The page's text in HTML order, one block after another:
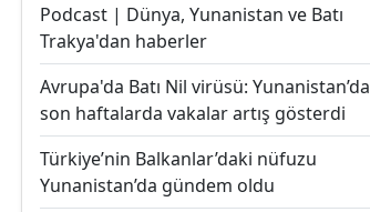
Podcast | Dünya, Yunanistan ve Batı
Trakya'dan haberler
Avrupa'da Batı Nil virüsü: Yunanistan’da
son haftalarda vakalar artış gösterdi
Türkiye’nin Balkanlar’daki nüfuzu
Yunanistan’da gündem oldu